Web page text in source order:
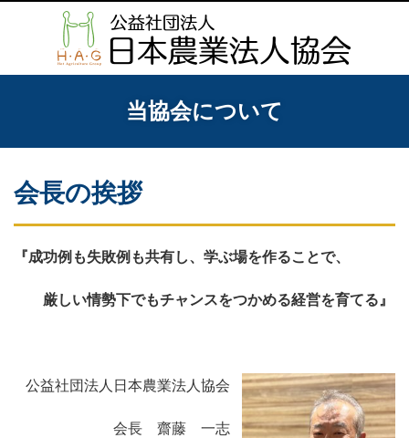
当協会について
会長の挨拶
『成功例も失敗例も共有し、学ぶ場を作ることで、
厳しい情勢下でもチャンスをつかめる経営を育てる』
公益社団法人日本農業法人協会
会長 齋藤 一志